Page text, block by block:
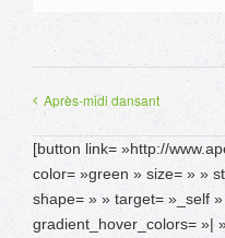
Après-midi dansant
[button link= »http://
color= »green » size= » »
shape= » » target= »_self
gradient_hover_colors= »|